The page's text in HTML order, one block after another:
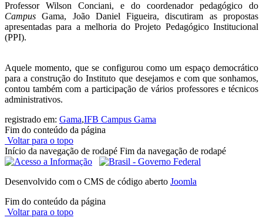
Professor Wilson Conciani, e do coordenador pedagógico do
Campus Gama, João Daniel Figueira, discutiram as propostas
apresentadas para a melhoria do Projeto Pedagógico Institucional
(PPI).
Aquele momento, que se configurou como um espaço democrático
para a construção do Instituto que desejamos e com que sonhamos,
contou também com a participação de vários professores e técnicos
administrativos.
registrado em: Gama,IFB Campus Gama
Fim do conteúdo da página
Voltar para o topo
Início da navegação de rodapé Fim da navegação de rodapé
Desenvolvido com o CMS de código aberto Joomla
Fim do conteúdo da página
Voltar para o topo